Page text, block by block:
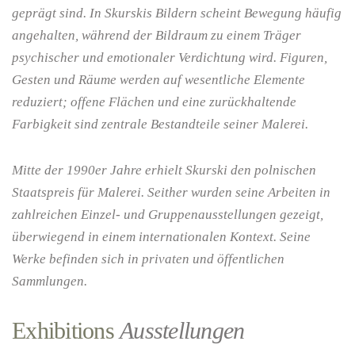
geprägt sind. In Skurskis Bildern scheint Bewegung häufig
angehalten, während der Bildraum zu einem Träger
psychischer und emotionaler Verdichtung wird. Figuren,
Gesten und Räume werden auf wesentliche Elemente
reduziert; offene Flächen und eine zurückhaltende
Farbigkeit sind zentrale Bestandteile seiner Malerei.
Mitte der 1990er Jahre erhielt Skurski den polnischen
Staatspreis für Malerei. Seither wurden seine Arbeiten in
zahlreichen Einzel- und Gruppenausstellungen gezeigt,
überwiegend in einem internationalen Kontext. Seine
Werke befinden sich in privaten und öffentlichen
Sammlungen.
Exhibitions Ausstellungen